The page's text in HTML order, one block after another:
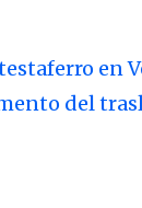
en
del